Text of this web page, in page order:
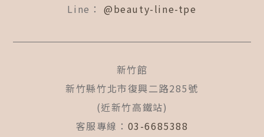
Line： @beauty-line-tpe
新竹館
新竹縣竹北市復興二路285號
(近新竹高鐵站)
客服專線： 03-6685388